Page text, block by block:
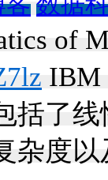
of
IBM
括了
杂度